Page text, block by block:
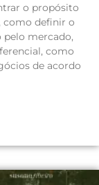
o propósito
como definir o
pelo mercado,
como
de acordo